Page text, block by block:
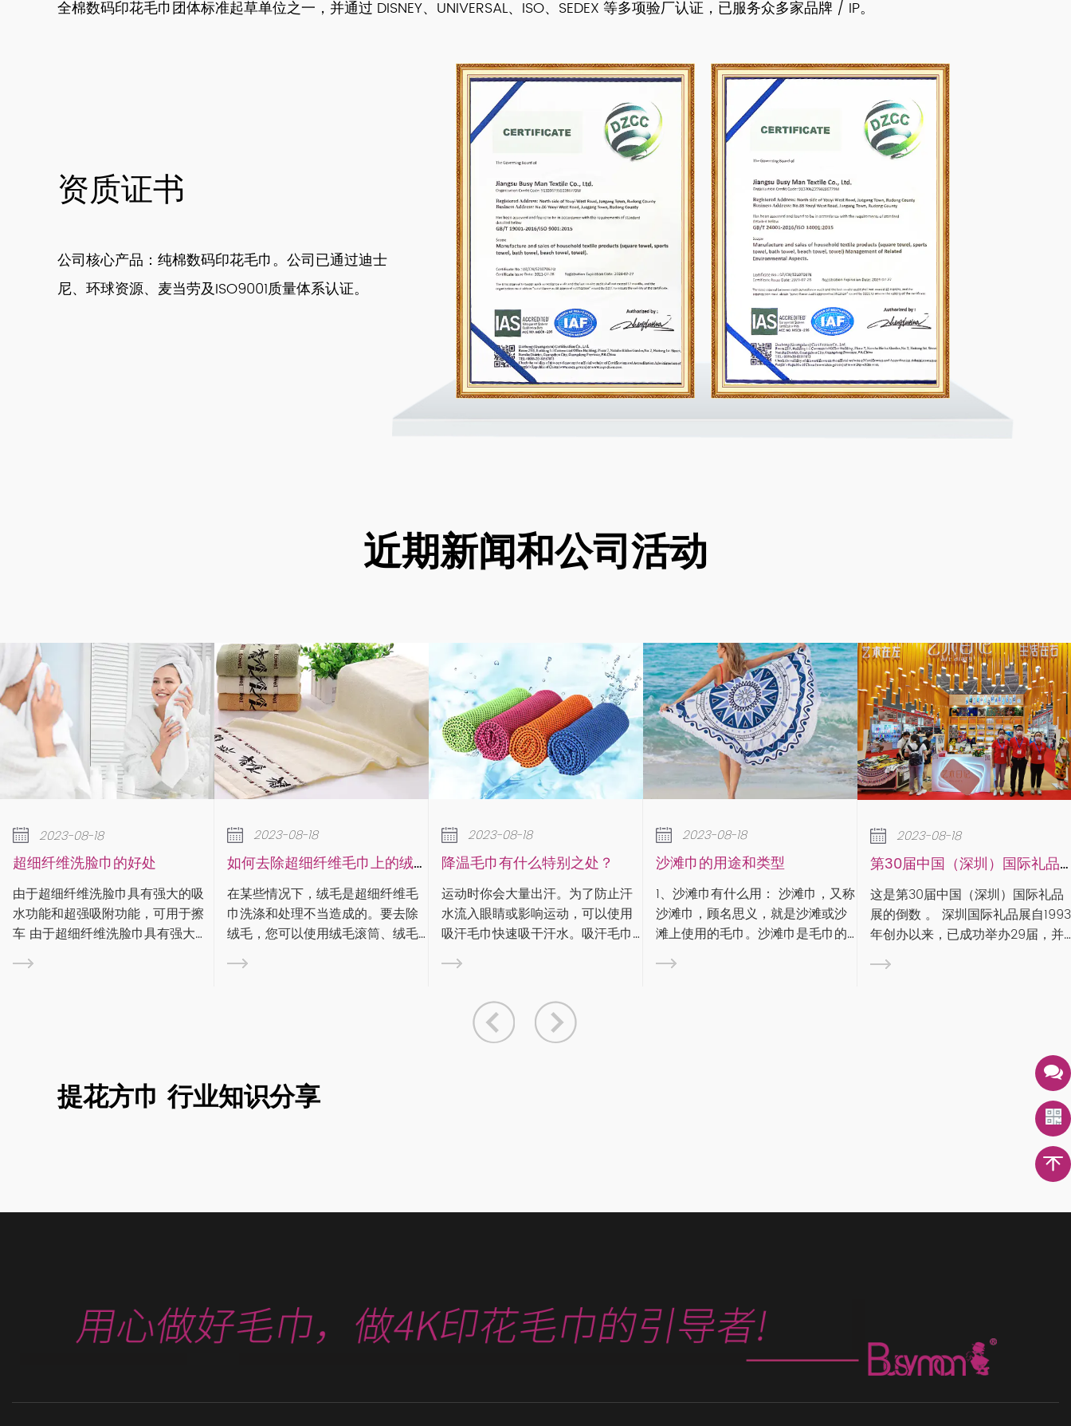
全棉数码印花毛巾团体标准起草单位之一，并通过 DISNEY、UNIVERSAL、ISO、SEDEX 等多项验厂认证，已服务众多家品牌 / IP。
资质证书
公司核心产品：纯棉数码印花毛巾。公司已通过迪士
尼、环球资源、麦当劳及ISO9001质量体系认证。
近期新闻和公司活动
的吸
于擦
大的
可用
2023-08-18
如何去除超细纤维毛巾上的绒毛？
在某些情况下，绒毛是超细纤维毛
巾洗涤和处理不当造成的。要去除
绒毛，您可以使用绒毛滚筒、绒毛
刷或遮蔽胶带来捕获绒毛。清洁超
细纤维布时，请务必遵循标签上的
2023-08-18
降温毛巾有什么特别之处？
运动时你会大量出汗。为了防止汗
水流入眼睛或影响运动，可以使用
吸汗毛巾快速吸干汗水。吸汗毛巾
在材质、尺寸和吸水性方面针对运
2023-08-18
沙滩巾的用途和类型
1、沙滩巾有什么用： 沙滩巾，又称
沙滩巾，顾名思义，就是沙滩或沙
滩上使用的毛巾。沙滩巾是毛巾的
一种，通常由纯棉纱制成，特点是
颜色鲜艳、图案丰富。那么沙滩巾
般可用于： 1）。沙...
2023-08-18
第30届中国（深圳）国际礼品展
这是第30届中国（深圳）国际礼品
展的倒数 。 深圳国际礼品展自1993
年创办以来，已成功举办29届，并
会）认证，被誉为“中国旗舰礼品家
2023-08-18
下雨天如何保养家里的
作为专业毛巾生产厂家，我
说毛巾的使用卫生问题。现
进入梅雨季节，毛巾的使用
提花方巾 行业知识分享